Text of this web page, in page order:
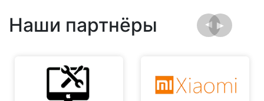
Наши партнёры